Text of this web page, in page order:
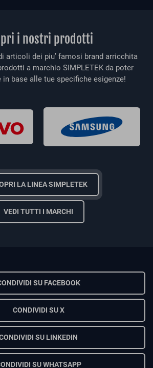
i nostri prodotti
articoli dei piu’ famosi brand arricchita
a marchio SIMPLETEK da poter
in base alle tue specifiche esigenze!
LA LINEA SIMPLETEK
VEDI TUTTI I MARCHI
SU FACEBOOK
CONDIVIDI SU X
SU LINKEDIN
SU WHATSAPP